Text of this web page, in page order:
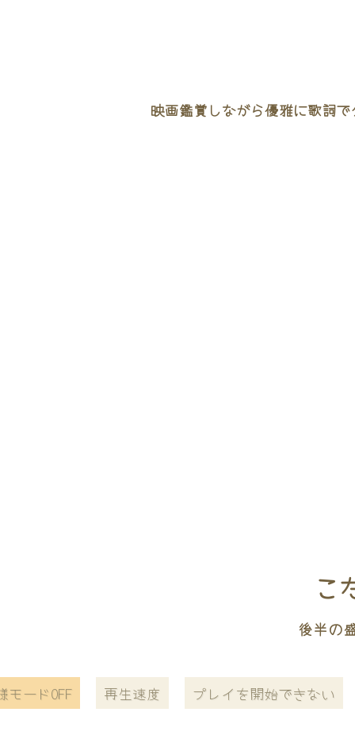
映画鑑賞しながら優雅に歌詞
こ
後半の
モードOFF 再生速度 プレイを開始できない